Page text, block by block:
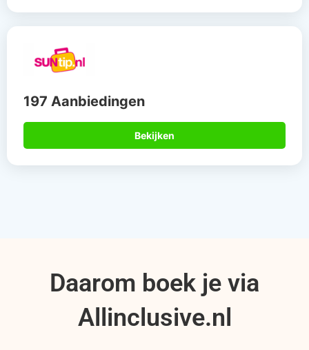
197 Aanbiedingen
Bekijken
Daarom boek je via
Allinclusive.nl